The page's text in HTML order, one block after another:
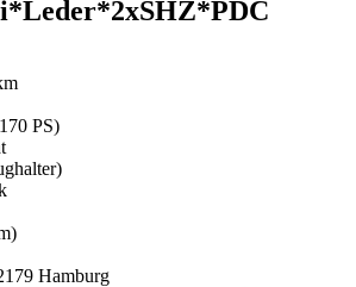
PS)
Hamburg